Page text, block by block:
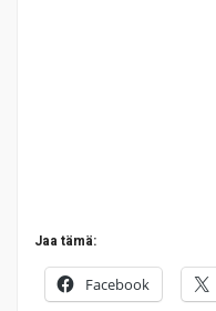
Jaa tämä:
Facebook